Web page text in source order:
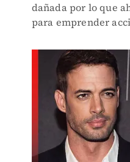
dañada por lo que
para emprender